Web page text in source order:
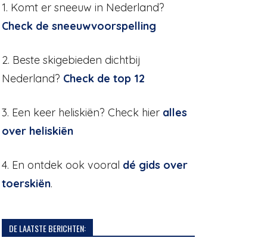
1. Komt er sneeuw in Nederland?
Check de sneeuwvoorspelling
2. Beste skigebieden dichtbij
Nederland? Check de top 12
3. Een keer heliskiën? Check hier alles
over heliskiën
4. En ontdek ook vooral dé gids over
toerskiën.
DE LAATSTE BERICHTEN: